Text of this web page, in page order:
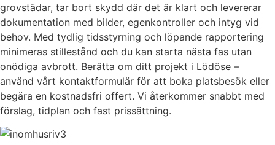
grovstädar, tar bort skydd där det är klart och levererar
dokumentation med bilder, egenkontroller och intyg vid
behov. Med tydlig tidsstyrning och löpande rapportering
minimeras stillestånd och du kan starta nästa fas utan
onödiga avbrott. Berätta om ditt projekt i Lödöse –
använd vårt kontaktformulär för att boka platsbesök eller
begära en kostnadsfri offert. Vi återkommer snabbt med
förslag, tidplan och fast prissättning.